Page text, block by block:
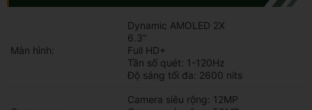
Màn hình:
Dynamic AMOLED 2X
6.3"
Full HD+
Tần số quét: 1-120Hz
Độ sáng tối đa: 2600 nits
Camera siêu rộng: 12MP